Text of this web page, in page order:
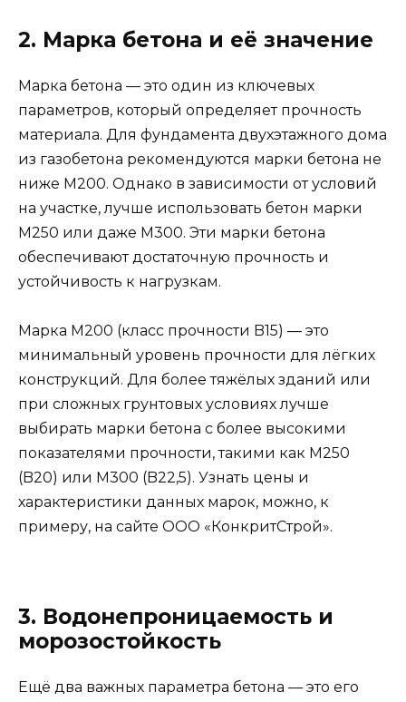
2. Марка бетона и её значение
Марка бетона — это один из ключевых
параметров, который определяет прочность
материала. Для фундамента двухэтажного дома
из газобетона рекомендуются марки бетона не
ниже М200. Однако в зависимости от условий
на участке, лучше использовать бетон марки
М250 или даже М300. Эти марки бетона
обеспечивают достаточную прочность и
устойчивость к нагрузкам.
Марка М200 (класс прочности B15) — это
минимальный уровень прочности для лёгких
конструкций. Для более тяжёлых зданий или
при сложных грунтовых условиях лучше
выбирать марки бетона с более высокими
показателями прочности, такими как М250
(B20) или М300 (B22,5). Узнать цены и
характеристики данных марок, можно, к
примеру, на сайте ООО «КонкритСтрой».
3. Водонепроницаемость и
морозостойкость
Ещё два важных параметра бетона — это его